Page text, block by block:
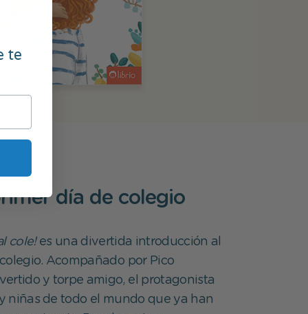
día de colegio
cole! es una divertida introducción al
Acompañado por Pico
y torpe amigo, el protagonista
niñas de todo el mundo que ya han
te